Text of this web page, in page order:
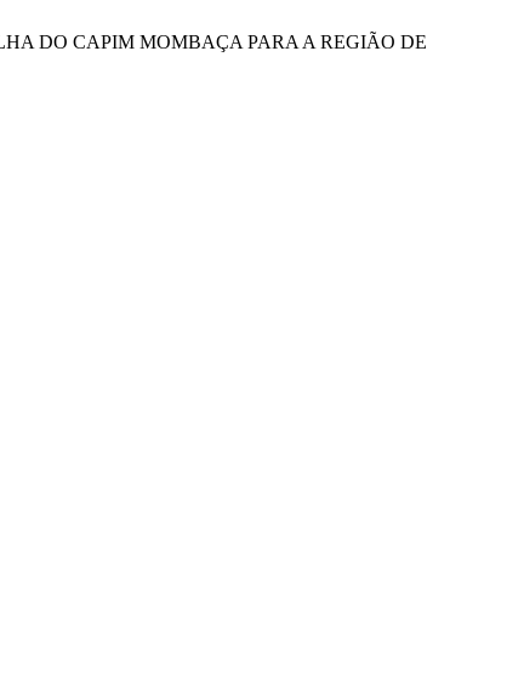
DO CAPIM MOMBAÇA PARA A REGIÃO DE